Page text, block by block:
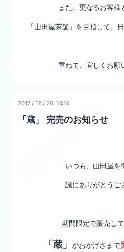
また、更なるお客様
「山田屋茶舗」を目指して、
重ねて、宜しくお願
2017 /12 / 26 14:14
「蔵」 完売のお知らせ
いつも、山田屋を
誠にありがとうご
期間限定で販売し
「蔵」 がおかげさまで